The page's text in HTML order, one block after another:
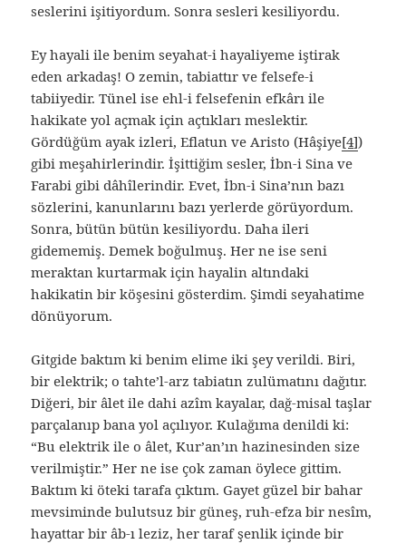
seslerini işitiyordum. Sonra sesleri kesiliyordu.
Ey hayali ile benim seyahat-i hayaliyeme iştirak
eden arkadaş! O zemin, tabiattır ve felsefe-i
tabiiyedir. Tünel ise ehl-i felsefenin efkârı ile
hakikate yol açmak için açtıkları meslektir.
Gördüğüm ayak izleri, Eflatun ve Aristo (Hâşiye[4])
gibi meşahirlerindir. İşittiğim sesler, İbn-i Sina ve
Farabi gibi dâhîlerindir. Evet, İbn-i Sina’nın bazı
sözlerini, kanunlarını bazı yerlerde görüyordum.
Sonra, bütün bütün kesiliyordu. Daha ileri
gidememiş. Demek boğulmuş. Her ne ise seni
meraktan kurtarmak için hayalin altındaki
hakikatin bir köşesini gösterdim. Şimdi seyahatime
dönüyorum.
Gitgide baktım ki benim elime iki şey verildi. Biri,
bir elektrik; o tahte’l-arz tabiatın zulümatını dağıtır.
Diğeri, bir âlet ile dahi azîm kayalar, dağ-misal taşlar
parçalanıp bana yol açılıyor. Kulağıma denildi ki:
“Bu elektrik ile o âlet, Kur’an’ın hazinesinden size
verilmiştir.” Her ne ise çok zaman öylece gittim.
Baktım ki öteki tarafa çıktım. Gayet güzel bir bahar
mevsiminde bulutsuz bir güneş, ruh-efza bir nesîm,
hayattar bir âb-ı leziz, her taraf şenlik içinde bir